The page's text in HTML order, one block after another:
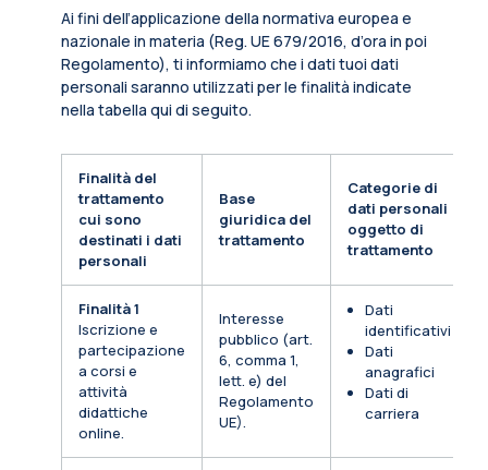
Ai fini dell’applicazione della normativa europea e
nazionale in materia (Reg. UE 679/2016, d’ora in poi
Regolamento), ti informiamo che i dati tuoi dati
personali saranno utilizzati per le finalità indicate
nella tabella qui di seguito.
Finalità del
trattamento
cui sono
destinati i dati
personali
Base
giuridica del
trattamento
Categorie di
dati personali
oggetto di
trattamento
Finalità 1
Iscrizione e
partecipazione
a corsi e
attività
didattiche
online.
Interesse
pubblico (art.
6, comma 1,
lett. e) del
Regolamento
UE).
Dati
identificativi
Dati
anagrafici
Dati di
carriera